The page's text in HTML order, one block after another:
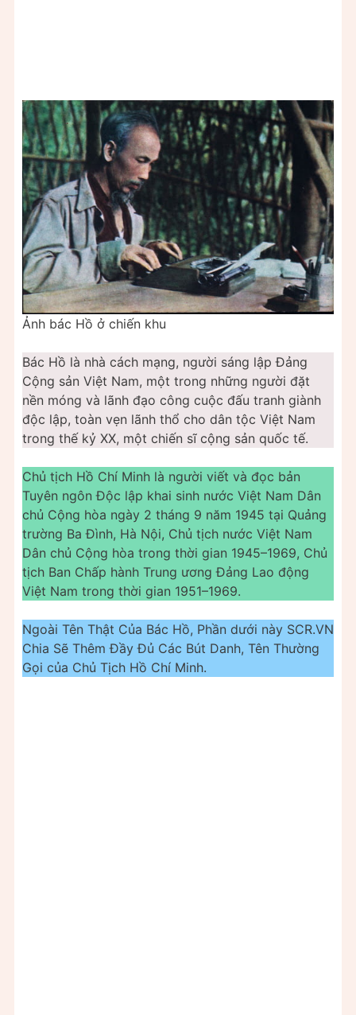
Ảnh bác Hồ ở chiến khu
Bác Hồ là nhà cách mạng, người sáng lập Đảng
Cộng sản Việt Nam, một trong những người đặt
nền móng và lãnh đạo công cuộc đấu tranh giành
độc lập, toàn vẹn lãnh thổ cho dân tộc Việt Nam
trong thế kỷ XX, một chiến sĩ cộng sản quốc tế.
Chủ tịch Hồ Chí Minh là người viết và đọc bản
Tuyên ngôn Độc lập khai sinh nước Việt Nam Dân
chủ Cộng hòa ngày 2 tháng 9 năm 1945 tại Quảng
trường Ba Đình, Hà Nội, Chủ tịch nước Việt Nam
Dân chủ Cộng hòa trong thời gian 1945–1969, Chủ
tịch Ban Chấp hành Trung ương Đảng Lao động
Việt Nam trong thời gian 1951–1969.
Ngoài Tên Thật Của Bác Hồ, Phần dưới này SCR.VN
Chia Sẽ Thêm Đầy Đủ Các Bút Danh, Tên Thường
Gọi của Chủ Tịch Hồ Chí Minh.